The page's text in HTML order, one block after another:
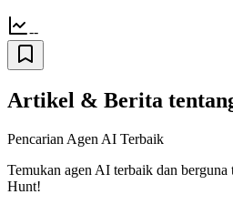
--
Artikel & Berita
Pencarian Agen AI Terbaik
Temukan agen AI terbaik dan
Hunt!